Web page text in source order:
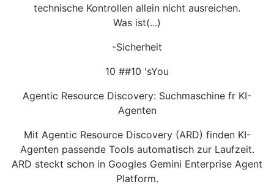
technische Kontrollen allein nicht ausreichen.
Was ist(...)
-Sicherheit
10 ##10 'sYou
Agentic Resource Discovery: Suchmaschine fr KI-
Agenten
Mit Agentic Resource Discovery (ARD) finden KI-
Agenten passende Tools automatisch zur Laufzeit.
ARD steckt schon in Googles Gemini Enterprise Agent
Platform.